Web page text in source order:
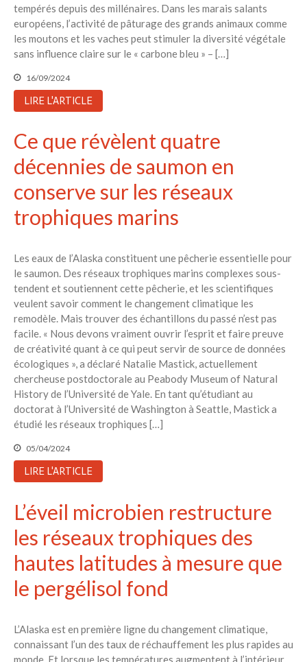
tempérés depuis des millénaires. Dans les marais salants
européens, l’activité de pâturage des grands animaux comme
les moutons et les vaches peut stimuler la diversité végétale
sans influence claire sur le « carbone bleu » – […]
16/09/2024
LIRE L'ARTICLE
Ce que révèlent quatre
décennies de saumon en
conserve sur les réseaux
trophiques marins
Les eaux de l’Alaska constituent une pêcherie essentielle pour
le saumon. Des réseaux trophiques marins complexes sous-
tendent et soutiennent cette pêcherie, et les scientifiques
veulent savoir comment le changement climatique les
remodèle. Mais trouver des échantillons du passé n’est pas
facile. « Nous devons vraiment ouvrir l’esprit et faire preuve
de créativité quant à ce qui peut servir de source de données
écologiques », a déclaré Natalie Mastick, actuellement
chercheuse postdoctorale au Peabody Museum of Natural
History de l’Université de Yale. En tant qu’étudiant au
doctorat à l’Université de Washington à Seattle, Mastick a
étudié les réseaux trophiques […]
05/04/2024
LIRE L'ARTICLE
L’éveil microbien restructure
les réseaux trophiques des
hautes latitudes à mesure que
le pergélisol fond
L’Alaska est en première ligne du changement climatique,
connaissant l’un des taux de réchauffement les plus rapides au
monde. Et lorsque les températures augmentent à l’intérieur